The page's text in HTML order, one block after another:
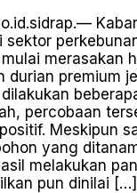
sektor
merasakan
durian premium
percobaan
Meskipun
yang
melakukan
pun dinilai […]